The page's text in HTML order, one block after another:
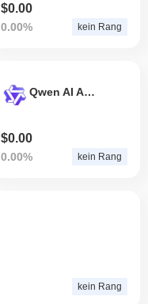
$0.00
0.00% kein Rang
Qwen AI Agent
$0.00
0.00% kein Rang
kein Rang